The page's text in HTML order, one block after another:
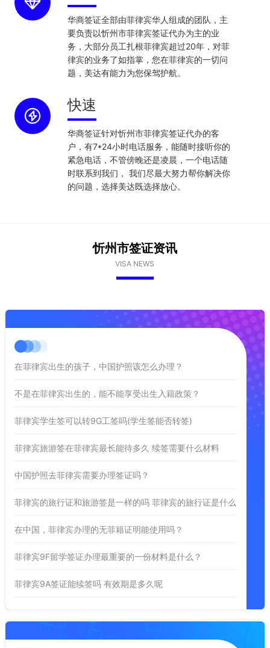
华商签证全部由菲律宾华人组成的团队，主
要负责以忻州市菲律宾签证代办为主的业
务，大部分员工扎根菲律宾超过20年，对菲
律宾的业务了如指掌，您在菲律宾的一切问
题，美达有能力为您保驾护航。
快速
华商签证针对忻州市菲律宾签证代办的客
户，有7*24小时电话服务，能随时接听你的
紧急电话，不管傍晚还是凌晨，一个电话随
时联系到我们， 我们尽最大努力帮你解决你
的问题，选择美达既选择放心。
忻州市签证资讯
VISA NEWS
在菲律宾出生的孩子，中国护照该怎么办理？
不是在菲律宾出生的，能不能享受出生入籍政策？
菲律宾学生签可以转9G工签吗(学生签能否转签)
菲律宾旅游签在菲律宾最长能待多久 续签需要什么材料
中国护照去菲律宾需要办理签证吗？
菲律宾的旅行证和旅游签是一样的吗 菲律宾的旅行证是什么
在中国，菲律宾办理的无菲籍证明能使用吗？
菲律宾9F留学签证办理最重要的一份材料是什么？
菲律宾9A签证能续签吗 有效期是多久呢